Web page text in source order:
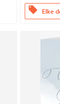
offers Elke